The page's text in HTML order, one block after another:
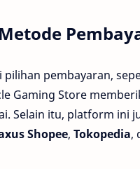
pilihan pembayaran,
Gaming Store
Selain itu, platform
Shopee, Tokopedia,